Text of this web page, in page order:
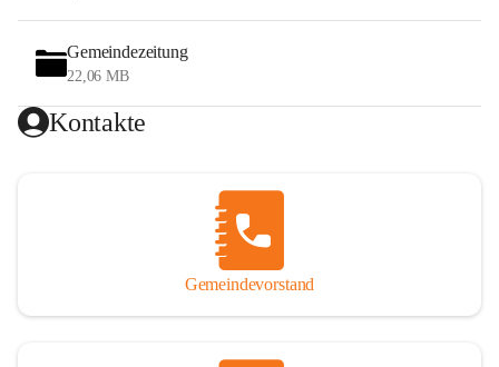
Gemeindezeitung
22,06 MB
Kontakte
Gemeindevorstand